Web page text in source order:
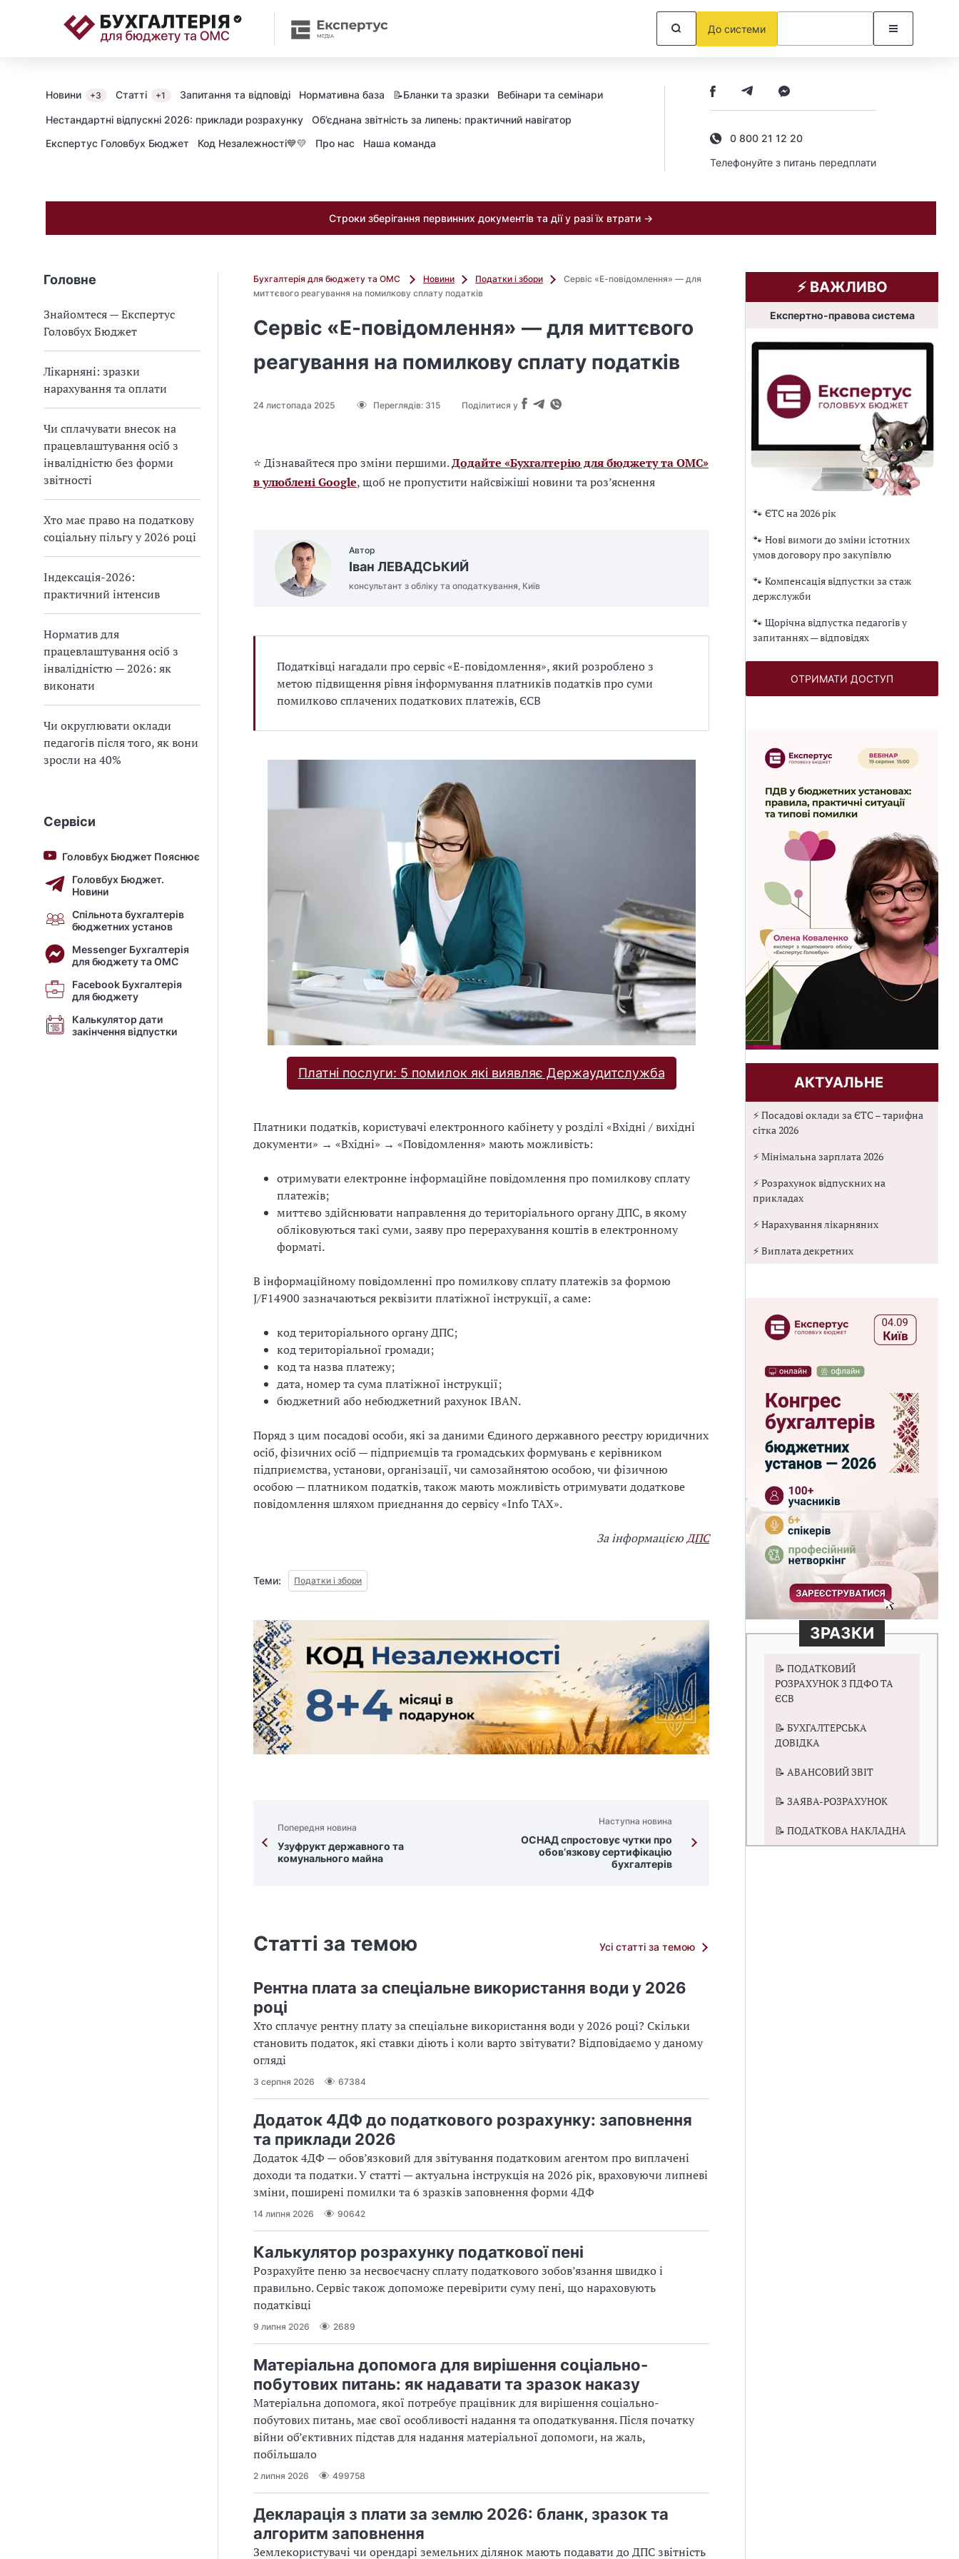
До системи
Новини +3 Статті +1 Запитання та відповіді Нормативна база 📝Бланки та зразки Вебінари та семінари
Нестандартні відпускні 2026: приклади розрахунку
Об’єднана звітність за липень: практичний навігатор
Експертус Головбух Бюджет
Код Незалежності💙💛 Про нас Наша команда
0 800 21 12 20
Телефонуйте з питань передплати
Строки зберігання первинних документів та дії у разі їх втрати →
Головне
Знайомтеся — Експертус
Головбух Бюджет
Лікарняні: зразки
нарахування та оплати
Чи сплачувати внесок на
працевлаштування осіб з
інвалідністю без форми
звітності
Хто має право на податкову
соціальну пільгу у 2026 році
Індексація-2026:
практичний інтенсив
Норматив для
працевлаштування осіб з
інвалідністю — 2026: як
виконати
Чи округлювати оклади
педагогів після того, як вони
зросли на 40%
Сервіси
Головбух Бюджет Пояснює
Головбух Бюджет.
Новини
Спільнота бухгалтерів
бюджетних установ
Messenger Бухгалтерія
для бюджету та ОМС
Facebook Бухгалтерія
для бюджету
Калькулятор дати
закінчення відпустки
Бухгалтерія для бюджету та ОМС Новини Податки і збори
Сервіс «Е-повідомлення» — для
миттєвого реагування на помилкову сплату податків
Сервіс «Е-повідомлення» — для миттєвого
реагування на помилкову сплату податків
24 листопада 2025 Переглядів: 315 Поділитися у
⭐ Дізнавайтеся про зміни першими.Додайте «Бухгалтерію для бюджету та ОМС»
в улюблені Google, щоб не пропустити найсвіжіші новини та роз’яснення
Автор
Іван ЛЕВАДСЬКИЙ
консультант з обліку та оподаткування, Київ
Податківці нагадали про сервіс «Е-повідомлення», який розроблено з
метою підвищення рівня інформування платників податків про суми
помилково сплачених податкових платежів, ЄСВ
Платні послуги: 5 помилок які виявляє Держаудитслужба
Платники податків, користувачі електронного кабінету у розділі «Вхідні / вихідні
документи» → «Вхідні» → «Повідомлення» мають можливість:
отримувати електронне інформаційне повідомлення про помилкову сплату
платежів;
миттєво здійснювати направлення до територіального органу ДПС, в якому
обліковуються такі суми, заяву про перерахування коштів в електронному
форматі.
В інформаційному повідомленні про помилкову сплату платежів за формою
J/F14900 зазначаються реквізити платіжної інструкції, а саме:
код територіального органу ДПС;
код територіальної громади;
код та назва платежу;
дата, номер та сума платіжної інструкції;
бюджетний або небюджетний рахунок IBAN.
Поряд з цим посадові особи, які за даними Єдиного державного реєстру юридичних
осіб, фізичних осіб — підприємців та громадських формувань є керівником
підприємства, установи, організації, чи самозайнятою особою, чи фізичною
особою — платником податків, також мають можливість отримувати додаткове
повідомлення шляхом приєднання до сервісу «Info TAX».
За інформацієюДПС
Теми: Податки і збори
Попередня новина
Узуфрукт державного та
комунального майна
Наступна новина
ОСНАД спростовує чутки про
обов’язкову сертифікацію
бухгалтерів
Статті за темою Усі статті за темою
Рентна плата за спеціальне використання води у 2026
році
Хто сплачує рентну плату за спеціальне використання води у 2026 році? Скільки
становить податок, які ставки діють і коли варто звітувати? Відповідаємо у даному
огляді
3 серпня 2026 67384
Додаток 4ДФ до податкового розрахунку: заповнення
та приклади 2026
Додаток 4ДФ — обов’язковий для звітування податковим агентом про виплачені
доходи та податки. У статті — актуальна інструкція на 2026 рік, враховуючи липневі
зміни, поширені помилки та 6 зразків заповнення форми 4ДФ
14 липня 2026 90642
Калькулятор розрахунку податкової пені
Розрахуйте пеню за несвоєчасну сплату податкового зобов’язання швидко і
правильно. Сервіс також допоможе перевірити суму пені, що нараховують
податківці
9 липня 2026 2689
Матеріальна допомога для вирішення соціально-
побутових питань: як надавати та зразок наказу
Матеріальна допомога, якої потребує працівник для вирішення соціально-
побутових питань, має свої особливості надання та оподаткування. Після початку
війни об’єктивних підстав для надання матеріальної допомоги, на жаль,
побільшало
2 липня 2026 499758
Декларація з плати за землю 2026: бланк, зразок та
алгоритм заповнення
Землекористувачі чи орендарі земельних ділянок мають подавати до ДПС звітність
⚡️ ВАЖЛИВО
Експертно-правова система
🐾 ЄТС на 2026 рік
🐾 Нові вимоги до зміни істотних
умов договору про закупівлю
🐾 Компенсація відпустки за стаж
держслужби
🐾 Щорічна відпустка педагогів у
запитаннях — відповідях
ОТРИМАТИ ДОСТУП
АКТУАЛЬНЕ
⚡ Посадові оклади за ЄТС – тарифна
сітка 2026
⚡ Мінімальна зарплата 2026
⚡ Розрахунок відпускних на
прикладах
⚡ Нарахування лікарняних
⚡ Виплата декретних
ЗРАЗКИ
📝 ПОДАТКОВИЙ
РОЗРАХУНОК З ПДФО ТА
ЄСВ
📝 БУХГАЛТЕРСЬКА
ДОВІДКА
📝 АВАНСОВИЙ ЗВІТ
📝 ЗАЯВА-РОЗРАХУНОК
📝 ПОДАТКОВА НАКЛАДНА